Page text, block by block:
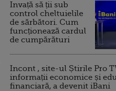
Invață să ții sub
control cheltuielile
de sărbători. Cum
funcționează cardul
de cumpărături
Incont , site-ul Știrile Pro
informații economice și
financiară, a devenit iBani